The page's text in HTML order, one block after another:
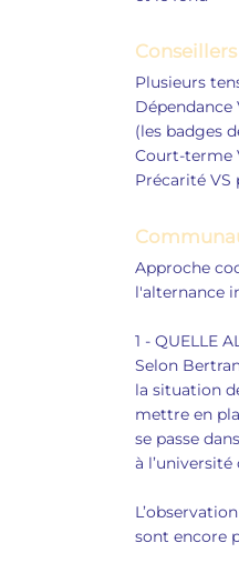
Plusieurs
(les badges
Court-terme
Précarité
Approche
l'alternance
1 - QUELLE
Selon
la situation
mettre en
se passe
à
sont encore